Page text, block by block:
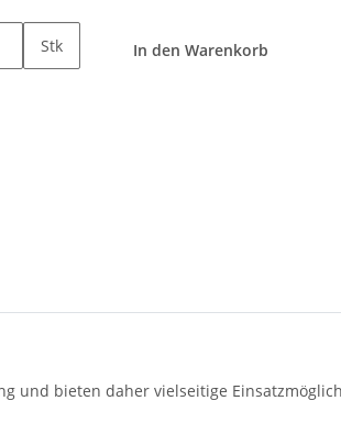
Stk In den Warenkorb
und bieten daher vielseitige